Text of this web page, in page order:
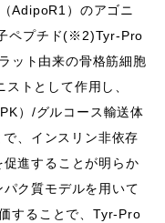
AdipoR1）のアゴニ
ペプチド(※2)Tyr-Pro
ット由来の骨格筋細胞
トとして作用し、
）/グルコース輸送体
、インスリン非依存
進することが明らか
ク質モデルを用いて
することで、Tyr-Pro